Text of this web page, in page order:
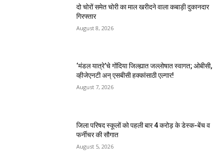
दो चोरों समेत चोरी का माल खरीदने वाला कबाड़ी दुकानदार
गिरफ्तार
August 8, 2026
‘मंडल यात्रे’चे गोंदिया जिल्ह्यात जल्लोषात स्वागत; ओबीसी,
व्हीजेएनटी अन् एसबीसी हक्कांसाठी एल्गार!
August 7, 2026
जिला परिषद स्कूलों को पहली बार 4 करोड़ के डेस्क-बेंच व
फर्नीचर की सौगात
August 5, 2026